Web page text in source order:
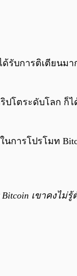
รับการติเตียน
ริปโตระดับโลก ก็
การโปรโมท
เขาคงไ